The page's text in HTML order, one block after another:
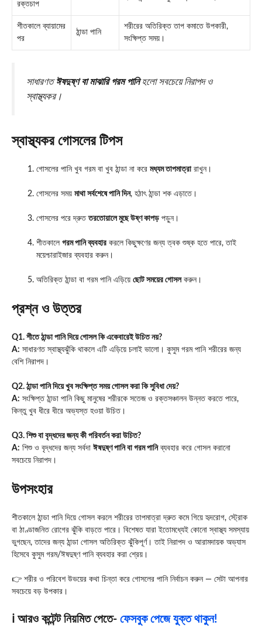
রক্তচাপ
শীতকালে ব্যায়ামের
পর
ঠান্ডা পানি
শরীরের অতিরিক্ত তাপ কমাতে উপকারী,
সংক্ষিপ্ত সময়।
সাধারণতঈষদুষ্ণ বা মাঝারি গরম পানিহলো সবচেয়ে নিরাপদ ও
স্বাস্থ্যকর।
স্বাস্থ্যকর গোসলের টিপস
গোসলের পানি খুব গরম বা খুব ঠান্ডা না করে মধ্যম তাপমাত্রারাখুন।
গোসলের সময় মাথা সর্বশেষে পানি দিন, হঠাৎ ঠান্ডা শক এড়াতে।
গোসলের পরে দ্রুততরতোয়ালে মুছে উষ্ণ কাপড়পড়ুন।
শীতকালে গরম পানি ব্যবহার করলে কিছুক্ষণের জন্য ত্বক শুষ্ক হতে পারে, তাই
ময়েশ্চারাইজার ব্যবহার করুন।
অতিরিক্ত ঠান্ডা বা গরম পানি এড়িয়ে ছোট সময়ের গোসলকরুন।
প্রশ্ন ও উত্তর
Q1. শীতে ঠান্ডা পানি দিয়ে গোসল কি একেবারেই উচিত নয়?
A: সাধারণত স্বাস্থ্যঝুঁকি থাকলে এটি এড়িয়ে চলাই ভালো। কুসুম গরম পানি শরীরের জন্য
বেশি নিরাপদ।
Q2. ঠান্ডা পানি দিয়ে খুব সংক্ষিপ্ত সময় গোসল করা কি সুবিধা দেয়?
A: সংক্ষিপ্ত ঠান্ডা পানি কিছু মানুষের শরীরকে সতেজ ও রক্তসঞ্চালন উন্নত করতে পারে,
কিন্তু খুব ধীরে ধীরে অভ্যস্ত হওয়া উচিত।
Q3. শিশু বা বৃদ্ধদের জন্য কী পরিবর্তন করা উচিত?
A: শিশু ও বৃদ্ধদের জন্য সর্বদা ঈষদুষ্ণ পানি বা গরম পানিব্যবহার করে গোসল করানো
সবচেয়ে নিরাপদ।
উপসংহার
শীতকালে ঠান্ডা পানি দিয়ে গোসল করলে শরীরের তাপমাত্রা দ্রুত কমে গিয়ে হৃদরোগ, স্ট্রোক
বা ঠাণ্ডাজনিত রোগের ঝুঁকি বাড়তে পারে। বিশেষত যারা ইতোমধ্যেই কোনো স্বাস্থ্য সমস্যায়
ভুগছেন, তাদের জন্য ঠান্ডা গোসল অতিরিক্ত ঝুঁকিপূর্ণ। তাই নিরাপদ ও আরামদায়ক অভ্যাস
হিসেবে কুসুম গরম/ঈষদুষ্ণ পানি ব্যবহার করা শ্রেয়।
👉 শরীর ও পরিবেশ উভয়ের কথা চিন্তা করে গোসলের পানি নির্বাচন করুন — সেটা আপনার
সবচেয়ে বড় উপকার।
ℹ️ আরও কন্টেন্ট নিয়মিত পেতে- ফেসবুক পেজে যুক্ত থাকুন!